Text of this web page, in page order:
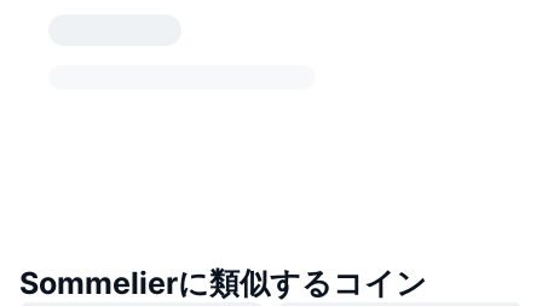
Sommelierに類似するコイン